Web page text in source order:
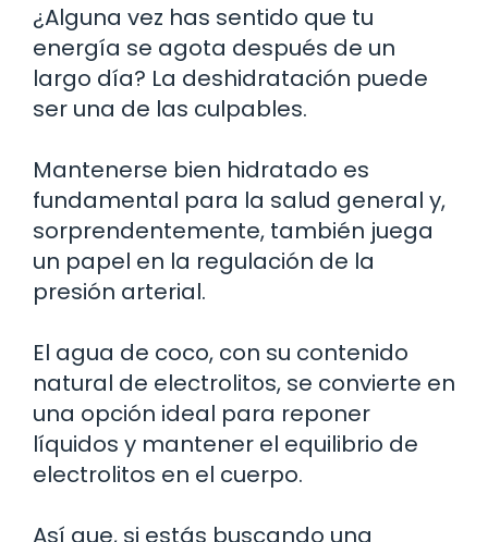
¿Alguna vez has sentido que tu
energía se agota después de un
largo día? La deshidratación puede
ser una de las culpables.
Mantenerse bien hidratado es
fundamental para la salud general y,
sorprendentemente, también juega
un papel en la regulación de la
presión arterial.
El agua de coco, con su contenido
natural de electrolitos, se convierte en
una opción ideal para reponer
líquidos y mantener el equilibrio de
electrolitos en el cuerpo.
Así que, si estás buscando una